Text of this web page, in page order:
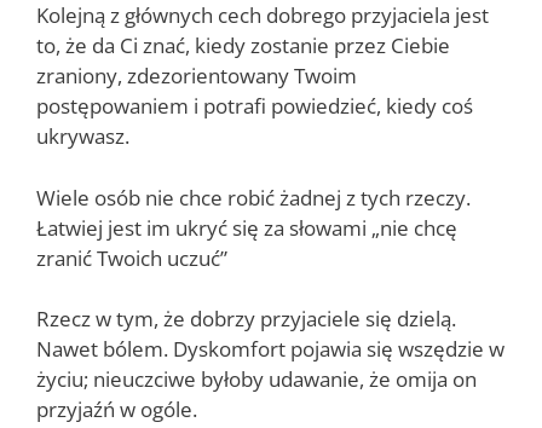
Kolejną z głównych cech dobrego przyjaciela jest
to, że da Ci znać, kiedy zostanie przez Ciebie
zraniony, zdezorientowany Twoim
postępowaniem i potrafi powiedzieć, kiedy coś
ukrywasz.
Wiele osób nie chce robić żadnej z tych rzeczy.
Łatwiej jest im ukryć się za słowami „nie chcę
zranić Twoich uczuć”
Rzecz w tym, że dobrzy przyjaciele się dzielą.
Nawet bólem. Dyskomfort pojawia się wszędzie w
życiu; nieuczciwe byłoby udawanie, że omija on
przyjaźń w ogóle.